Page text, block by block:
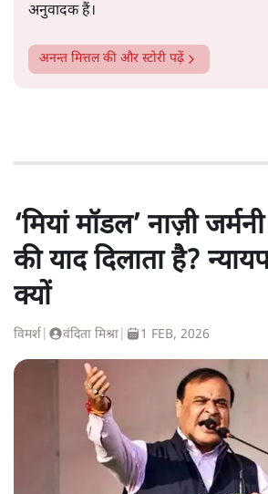
अनुवादक हैं।
अनन्त मित्तलकी और स्टोरी पढ़ें
‘मियां मॉडल’ नाज़ी
की याद दिलाता है?
क्यों
विमर्श वंदिता मिश्रा 1 FEB, 2026